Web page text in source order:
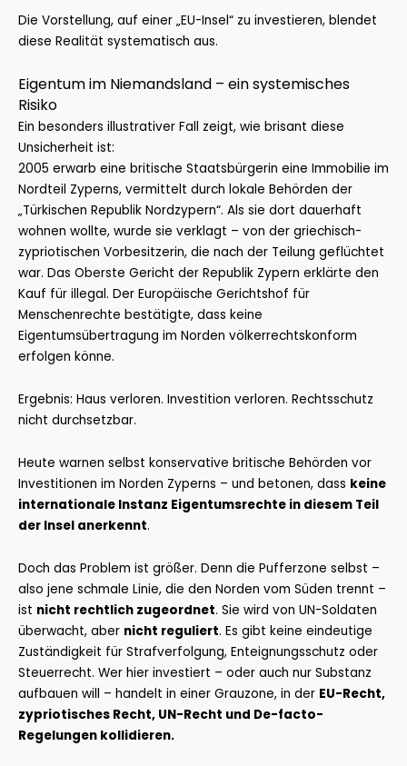
Die Vorstellung, auf einer „EU-Insel“ zu investieren, blendet
diese Realität systematisch aus.
Eigentum im Niemandsland – ein systemisches
Risiko
Ein besonders illustrativer Fall zeigt, wie brisant diese
Unsicherheit ist:
2005 erwarb eine britische Staatsbürgerin eine Immobilie im
Nordteil Zyperns, vermittelt durch lokale Behörden der
„Türkischen Republik Nordzypern“. Als sie dort dauerhaft
wohnen wollte, wurde sie verklagt – von der griechisch-
zypriotischen Vorbesitzerin, die nach der Teilung geflüchtet
war. Das Oberste Gericht der Republik Zypern erklärte den
Kauf für illegal. Der Europäische Gerichtshof für
Menschenrechte bestätigte, dass keine
Eigentumsübertragung im Norden völkerrechtskonform
erfolgen könne.
Ergebnis: Haus verloren. Investition verloren. Rechtsschutz
nicht durchsetzbar.
Heute warnen selbst konservative britische Behörden vor
Investitionen im Norden Zyperns – und betonen, dass keine
internationale Instanz Eigentumsrechte in diesem Teil
der Insel anerkennt.
Doch das Problem ist größer. Denn die Pufferzone selbst –
also jene schmale Linie, die den Norden vom Süden trennt –
ist nicht rechtlich zugeordnet. Sie wird von UN-Soldaten
überwacht, aber nicht reguliert. Es gibt keine eindeutige
Zuständigkeit für Strafverfolgung, Enteignungsschutz oder
Steuerrecht. Wer hier investiert – oder auch nur Substanz
aufbauen will – handelt in einer Grauzone, in der EU-Recht,
zypriotisches Recht, UN-Recht und De-facto-
Regelungen kollidieren.